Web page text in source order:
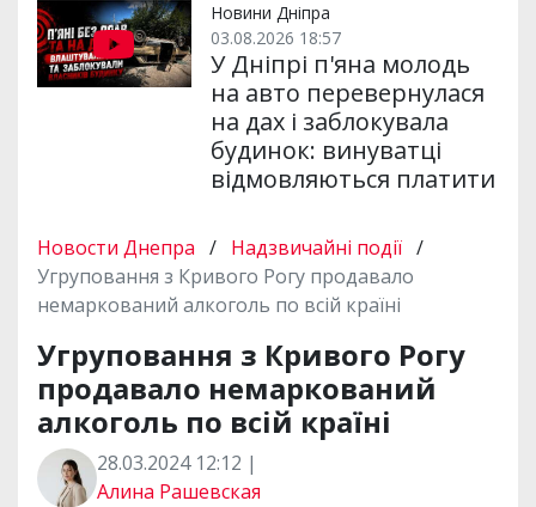
Новини Дніпра
03.08.2026 18:57
У Дніпрі п'яна молодь
на авто перевернулася
на дах і заблокувала
будинок: винуватці
відмовляються платити
Новости Днепра / Надзвичайні події /
Угруповання з Кривого Рогу продавало
немаркований алкоголь по всій країні
Угруповання з Кривого Рогу
продавало немаркований
алкоголь по всій країні
28.03.2024 12:12 |
Алина Рашевская